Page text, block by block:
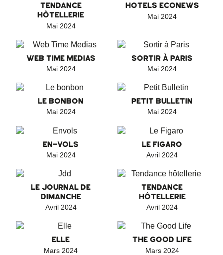
TENDANCE
HÔTELLERIE
Mai 2024
HOTELS ECONEWS
Mai 2024
WEB TIME MEDIAS
Mai 2024
SORTIR À PARIS
Mai 2024
LE BONBON
Mai 2024
PETIT BULLETIN
Mai 2024
EN-VOLS
Mai 2024
LE FIGARO
Avril 2024
LE JOURNAL DE
DIMANCHE
Avril 2024
TENDANCE
HÔTELLERIE
Avril 2024
ELLE
Mars 2024
THE GOOD LIFE
Mars 2024